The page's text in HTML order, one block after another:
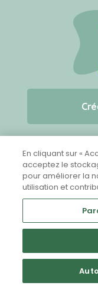
En cliquant sur «
acceptez le
pour améliorer la
utilisation et